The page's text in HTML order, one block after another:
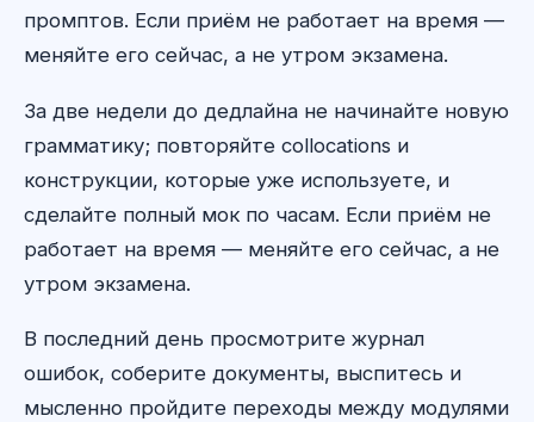
промптов. Если приём не работает на время —
меняйте его сейчас, а не утром экзамена.
За две недели до дедлайна не начинайте новую
грамматику; повторяйте collocations и
конструкции, которые уже используете, и
сделайте полный мок по часам. Если приём не
работает на время — меняйте его сейчас, а не
утром экзамена.
В последний день просмотрите журнал
ошибок, соберите документы, выспитесь и
мысленно пройдите переходы между модулями